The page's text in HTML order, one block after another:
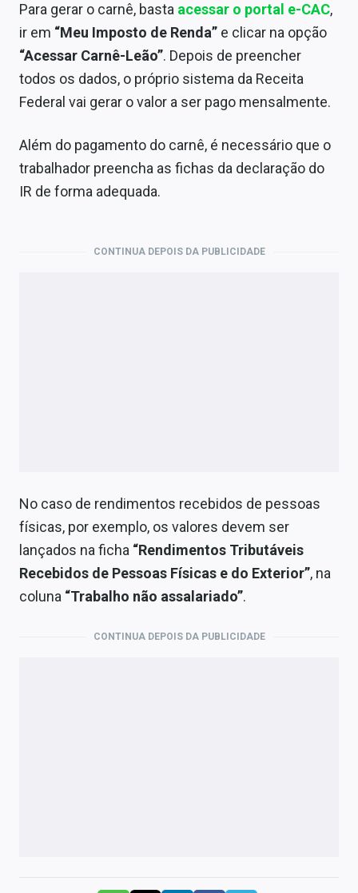
Para gerar o carnê, basta acessar o portal e-CAC,
ir em “Meu Imposto de Renda” e clicar na opção
“Acessar Carnê-Leão”. Depois de preencher
todos os dados, o próprio sistema da Receita
Federal vai gerar o valor a ser pago mensalmente.
Além do pagamento do carnê, é necessário que o
trabalhador preencha as fichas da declaração do
IR de forma adequada.
CONTINUA DEPOIS DA PUBLICIDADE
No caso de rendimentos recebidos de pessoas
físicas, por exemplo, os valores devem ser
lançados na ficha “Rendimentos Tributáveis
Recebidos de Pessoas Físicas e do Exterior”, na
coluna “Trabalho não assalariado”.
CONTINUA DEPOIS DA PUBLICIDADE